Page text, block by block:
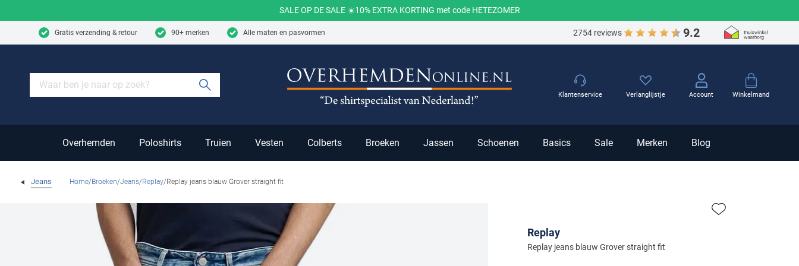
SALE OP DE SALE ☀️10% EXTRA KORTING met code HETEZOMER
Gratis verzending & retour 90+ merken Alle maten en pasvormen 2754 reviews 9.2
Winkelmand
Overhemden Poloshirts Truien Vesten Colberts Broeken Jassen Schoenen Basics Sale Merken Blog
Klantenservice Verlanglijstje Account
Jeans Home Broeken Jeans Replay Replay jeans blauw Grover straight fit
Replay
Replay jeans blauw Grover straight fit
Zet bij favorieten